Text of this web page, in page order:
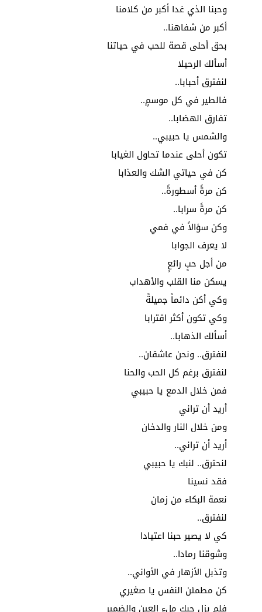
وحبنا الذي غدا أكبر من كلامنا
أكبر من شفاهنا..
بحق أحلى قصة للحب في حياتنا
أسألك الرحيلا
لنفترق أحبابا..
فالطير في كل موسمٍ..
تفارق الهضابا..
والشمس يا حبيبي..
تكون أحلى عندما تحاول الغيابا
كن في حياتي الشك والعذابا
كن مرةً أسطورةً..
كن مرةً سرابا..
وكن سؤالاً في فمي
لا يعرف الجوابا
من أجل حبٍ رائعٍ
يسكن منا القلب والأهداب
وكي أكن دائماً جميلةً
وكي تكون أكثر اقترابا
أسألك الذهابا..
لنفترق.. ونحن عاشقان..
لنفترق برغم كل الحب والحنا
فمن خلال الدمع يا حبيبي
أريد أن تراني
ومن خلال النار والدخان
أريد أن تراني..
لنحترق.. لنبك يا حبيبي
فقد نسينا
نعمة البكاء من زمان
لنفترق..
كي لا يصير حبنا اعتيادا
وشوقنا رمادا..
وتذبل الأزهار في الأواني..
كن مطمئن النفس يا صغيري
فلم يزل حبك ملء العين والضمير